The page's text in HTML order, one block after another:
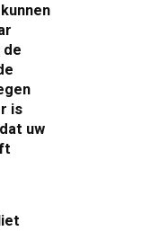
de
is
uw